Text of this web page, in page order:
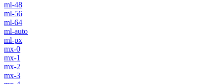
ml-48
ml-56
ml-64
ml-auto
ml-px
mx-0
mx-1
mx-2
mx-3